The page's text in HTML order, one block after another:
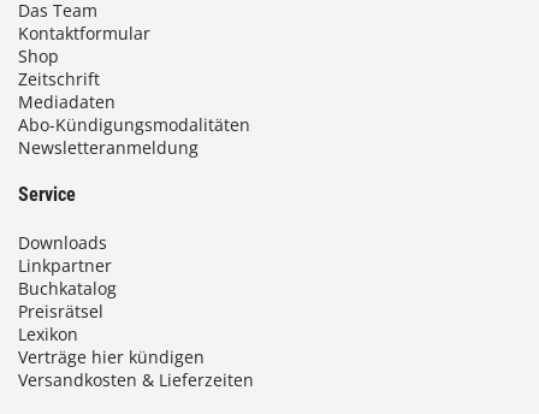
Das Team
Kontaktformular
Shop
Zeitschrift
Mediadaten
Abo-Kündigungsmodalitäten
Newsletteranmeldung
Service
Downloads
Linkpartner
Buchkatalog
Preisrätsel
Lexikon
Verträge hier kündigen
Versandkosten & Lieferzeiten